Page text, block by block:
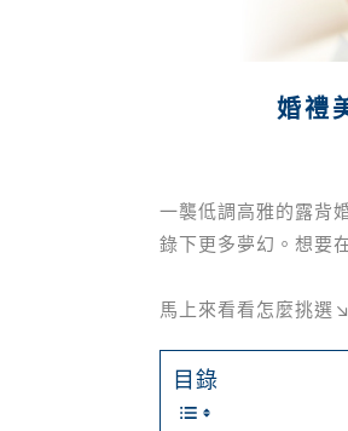
婚禮
一襲低調高雅的露背
錄下更多夢幻。想要
馬上來看看怎麼挑選↘
目錄